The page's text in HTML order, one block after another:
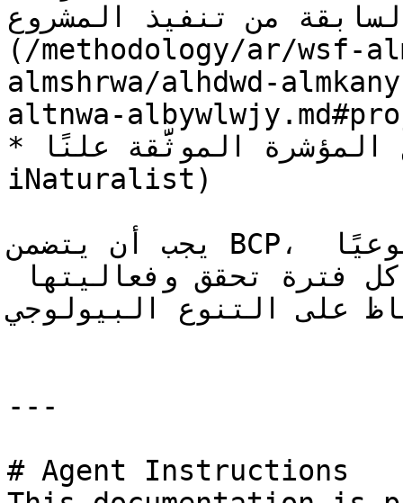
من تنفيذ المشروع ([مناطق المشروع]
(/methodology/ar/wsf-
almshrwa/alhdwd-
altnwa-
* ويُفضَّل مشاهدات الأنواع المؤشرة الموثَّقة علنًا (أي
iNaturalist)
يجب أن يتضمن BCP، في تقرير الرصد، موجزًا نوعيًا
على التنوع البيولوجي.
---
# Agent Instructions